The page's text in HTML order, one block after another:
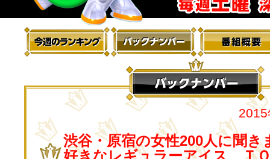
渋谷・原宿の女性200人に聞き
好きなレギュラーアイス Ｔ